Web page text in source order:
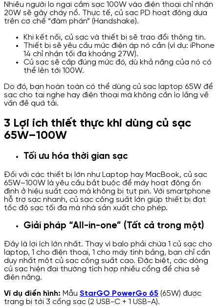
Nhiều người lo ngại cắm sạc 100W vào điện thoại chỉ nhận
20W sẽ gây cháy nổ. Thực tế, củ sạc PD hoạt động dựa
trên cơ chế “đàm phán” (Handshake).
Khi kết nối, củ sạc và thiết bị sẽ trao đổi thông tin.
Thiết bị sẽ yêu cầu mức điện áp nó cần (ví dụ: iPhone
14 chỉ nhận tối đa khoảng 27W).
Củ sạc sẽ cấp đúng mức đó, dù khả năng của nó có
thể lên tới 100W.
Do đó, bạn hoàn toàn có thể dùng củ sạc laptop 65W để
sạc cho tai nghe hay điện thoại mà không cần lo lắng về
vấn đề quá tải.
3 Lợi ích thiết thực khi dùng củ sạc
65W–100W
Tối ưu hóa thời gian sạc
Đối với các thiết bị lớn như Laptop hay MacBook, củ sạc
65W–100W là yêu cầu bắt buộc để máy hoạt động ổn
định ở hiệu suất cao mà không bị tụt pin. Với smartphone
hỗ trợ sạc nhanh, củ sạc công suất lớn giúp thiết bị đạt
tốc độ sạc tối đa mà nhà sản xuất cho phép.
Giải pháp “All-in-one” (Tất cả trong một)
Đây là lợi ích lớn nhất. Thay vì balo phải chứa 1 củ sạc cho
laptop, 1 cho điện thoại, 1 cho máy tính bảng, bạn chỉ cần
duy nhất một củ sạc công suất cao. Đặc biệt, các dòng
củ sạc hiện đại thường tích hợp nhiều cổng để chia sẻ
điện năng.
Ví dụ điển hình: Mẫu StarGO PowerGo 65 (65W) được
trang bị tới 3 cổng sạc (2 USB-C + 1 USB-A).